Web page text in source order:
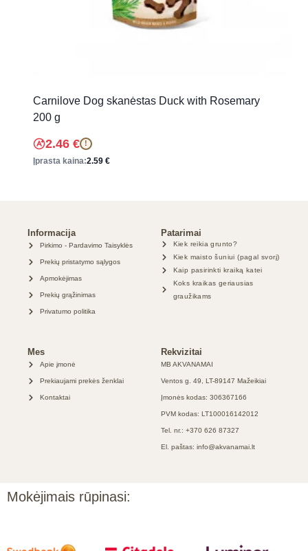
Carnilove Dog skanėstas Duck with Rosemary
200 g
2.46 € !
Įprasta kaina:2.59 €
Informacija
Pirkimo - Pardavimo Taisyklės
Prekių pristatymo sąlygos
Apmokėjimas
Prekių grąžinimas
Privatumo politika
Patarimai
Kiek reikia grunto?
Kiek maisto šuniui (pagal svorį)
Kaip pasirinkti kraiką katei
Koks kraikas geriausias
graužikams
Mes
Apie įmonė
Prekiaujami prekės ženklai
Kontaktai
Rekvizitai
MB AKVANAMAI
Ventos g. 49, LT-89147 Mažeikiai
Įmonės kodas: 306367166
PVM kodas: LT100016142012
Tel. nr.: +370 626 87327
El. paštas: info@akvanamai.lt
Mokėjimais rūpinasi: